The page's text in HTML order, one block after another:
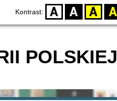
Kontrast: D BW YB BY
POLSKIEJ